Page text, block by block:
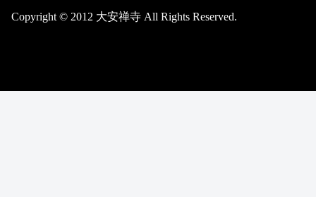
Copyright © 2012 大安禅寺 All Rights Reserved.